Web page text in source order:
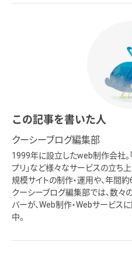
この記事を書いた人
クーシーブログ編集部
1999年に設立したweb制作会社。「
プリ」など様々なサービスの立ち
規模サイトの制作・運用や、年間
クーシーブログ編集部では、数々
バーが、Web制作・Webサービス
中。